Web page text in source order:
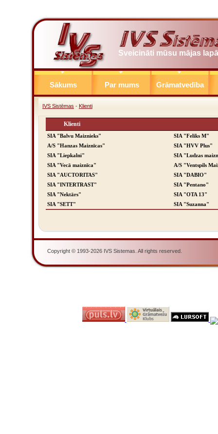
Sveicināti mūsu mājas lapā
Sākums Par mums Grāmatvedība
IVS Sistēmas - Klienti
Klienti
SIA "Balvu Maiznieks"
SIA "Feliks M"
A/S "Hanzas Maiznīcas"
SIA "HVV Plus"
SIA "Liepkalni"
SIA "Ludzas
SIA "Vecā maiznīca"
A/S "Ventspils
SIA "AUCTORITAS"
SIA "DABIO"
SIA "INTERTRAST"
SIA "Pentano"
SIA "Nektārs"
SIA "OTA 13"
SIA "SETT"
SIA "Suzanna"
Copyright © 1993-2026 IVS Sistemas. All rights reserved.